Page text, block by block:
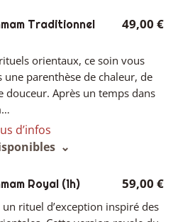
Traditionnel
49,00 €
orientaux, ce soin vous
une parenthèse de chaleur, de
douceur. Après un temps dans
d’infos
Royal (1h) 59,00 €
rituel d’exception inspiré des